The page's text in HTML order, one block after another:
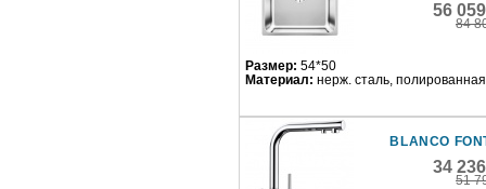
56
84
Размер: 54*50
Материал: нерж. сталь, полированная
BLANCO
34
51